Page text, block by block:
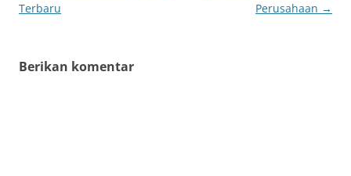
Tulisan
Terbaru
Perusahaan →
Berikan komentar